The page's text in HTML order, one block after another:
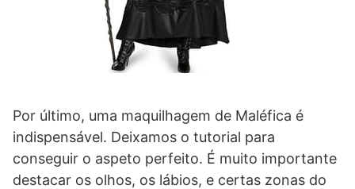
Por último, uma maquilhagem de Maléfica é
indispensável. Deixamos o tutorial para
conseguir o aspeto perfeito. É muito importante
destacar os olhos, os lábios, e certas zonas do